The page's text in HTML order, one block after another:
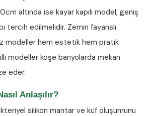
altında ise kayar kapılı model, geniş
tercih edilmelidir. Zemin fayanslı
modeller hem estetik hem pratik
modeller köşe banyolarda mekan
eder.
Anlaşılır?
silikon mantar ve küf oluşumunu